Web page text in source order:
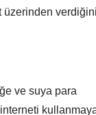
üzerinden
ve suya para